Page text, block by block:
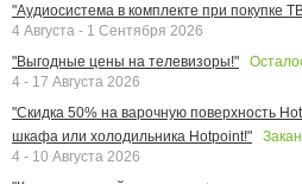
"Аудиосистема в комплекте при покупке
4 Августа - 1 Сентября 2026
"Выгодные цены на телевизоры!"
4 - 17 Августа 2026
"Скидка 50% на варочную поверхность
шкафа или холодильника Hotpoint!"
4 - 10 Августа 2026